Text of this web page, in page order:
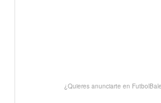
¿Quieres anunciarte en